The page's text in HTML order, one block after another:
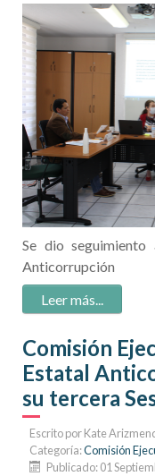
Se dio seguimiento
Anticorrupción
Leer más:
Comisión
Ejecutiva
del Sistema
Estatal...
Comisión
Estatal
su tercera
Escrito porKate
Categoría:Comisión
Publicado: 01